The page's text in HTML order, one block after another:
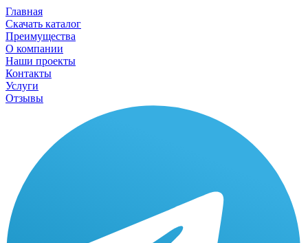
Главная
Скачать каталог
Преимущества
О компании
Наши проекты
Контакты
Услуги
Отзывы